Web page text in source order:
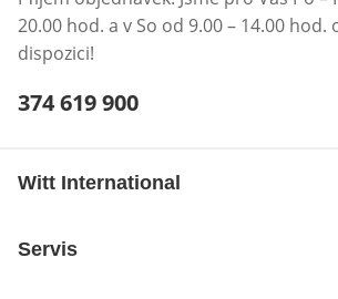
20.00 hod. a v So od 9.00 – 14.00 hod.
dispozici!
Telefonní číslo:
374 619 900
Witt International
Servis